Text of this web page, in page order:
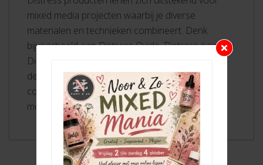
mixed media projecten waarbij je diverse
materialen en technieken combineert. Denk
bijvoorbeeld aan Distress Oxide, Distress paint en
Distress stains die allemaal zijn ontwikkeld in
dezelfde kleuren zodat je ze goed kunt
combineren. Embossing glaze vormt hierop een
mooie aanvulling.